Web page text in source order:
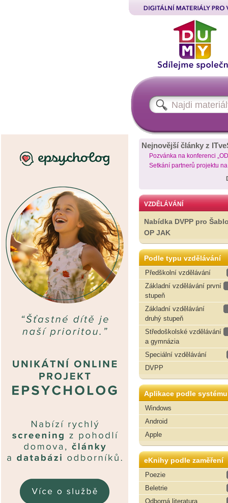
Nejnovější články z
Pozvánka na konferenci
Setkání partnerů projektu
VZDĚLÁVÁNÍ
Nabídka DVPP pro
OP JAK
Podle typu vzdělávání
Předškolní vzdělávání
Základní vzdělávání první
stupeň
Základní vzdělávání
druhý stupeň
Středoškolské vzdělávání
a gymnázia
Speciální vzdělávání
DVPP
Aplikace podle systému
Windows
Android
Apple
eKnihy podle zaměření
Poezie
Beletrie
Odborná literatura